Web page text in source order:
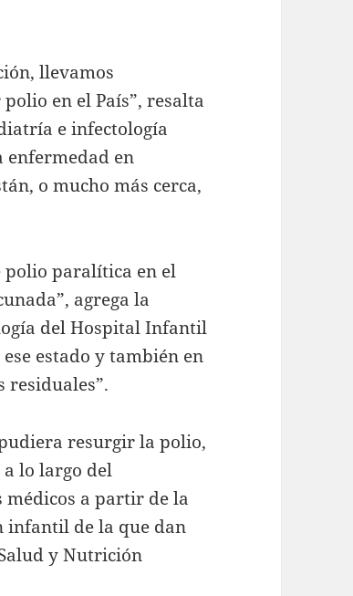
llevamos
en el País”, resalta
e infectología
enfermedad en
o mucho más cerca,
polio paralítica en el
agrega la
del Hospital Infantil
estado y también en
residuales”.
resurgir la polio,
lo largo del
médicos a partir de la
infantil de la que dan
y Nutrición